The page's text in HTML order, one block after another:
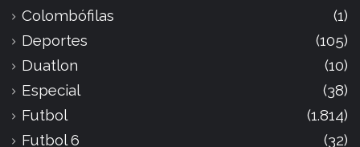
Colombófilas
(1)
Deportes
(105)
Duatlon
(10)
Especial
(38)
Futbol
(1.814)
Futbol 6
(32)